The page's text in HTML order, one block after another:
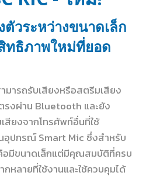
วระหว่างขนาดเล็ก
ทธิภาพใหม่ที่ยอด
มารถรับเสียงหรือสตรีมเสียง
รงผ่าน Bluetooth และยัง
สียงจากโทรศัพท์อื่นที่ใช้
อุปกรณ์ Smart Mic ซึ่งสำหรับ
อมีขนาดเล็กแต่มีคุณสมบัติที่ครบ
หลายที่ใช้งานและใช้ควบคุมได้